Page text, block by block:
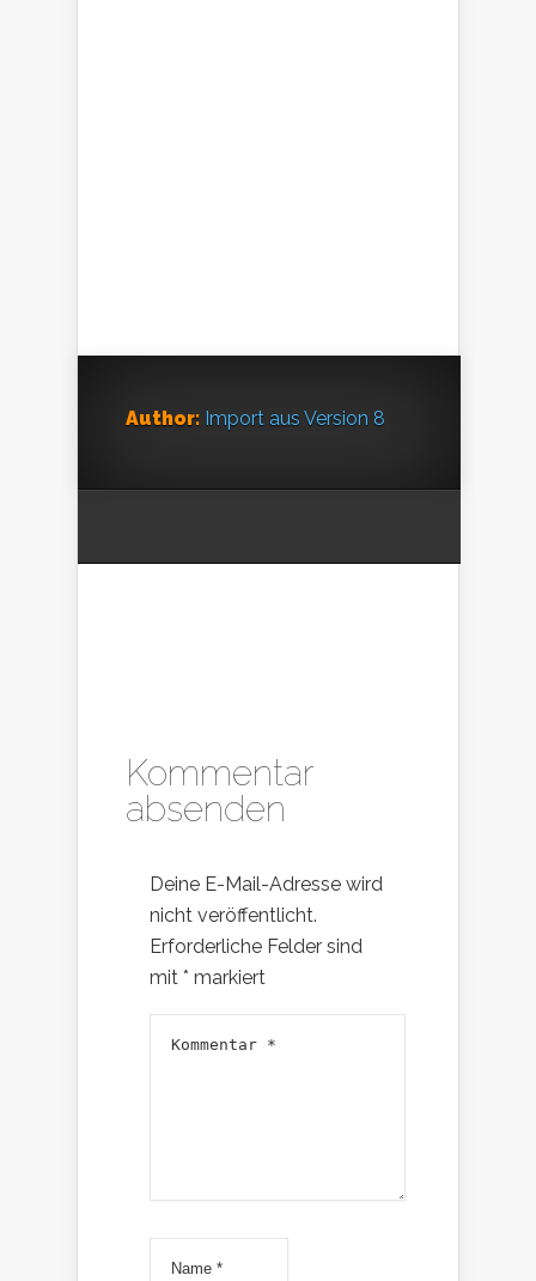
Author: Import aus Version 8
Kommentar
absenden
Deine E-Mail-Adresse wird
nicht veröffentlicht.
Erforderliche Felder sind
mit * markiert